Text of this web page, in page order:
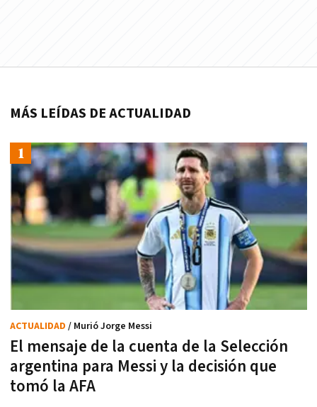
MÁS LEÍDAS DE ACTUALIDAD
El mensaje de la cuenta de la Selección
argentina para Messi y la decisión que
tomó la AFA
ACTUALIDAD / Murió Jorge Messi